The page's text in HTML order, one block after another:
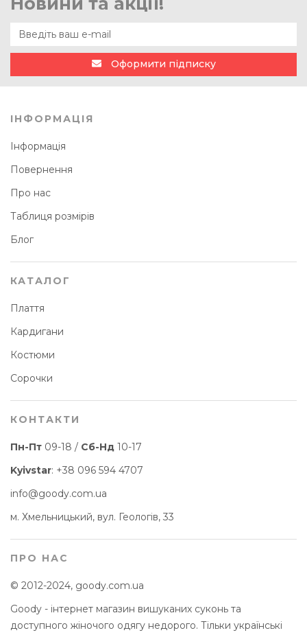
Оформити підписку
ІНФОРМАЦІЯ
Інформація
Повернення
Про нас
Таблиця розмірів
Блог
КАТАЛОГ
Плаття
Кардигани
Костюми
Сорочки
КОНТАКТИ
Пн-Пт 09-18 / Сб-Нд 10-17
Kyivstar: +38 096 594 4707
info@goody.com.ua
м. Хмельницький, вул. Геологів, 33
ПРО НАС
© 2012-2024, goody.com.ua
Goody - інтернет магазин вишуканих суконь та
доступного жіночого одягу недорого. Тільки українські